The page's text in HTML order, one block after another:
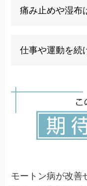
う。
痛み止めや湿布
なりません。
仕事や運動を続
しょう。
モートン病が改善